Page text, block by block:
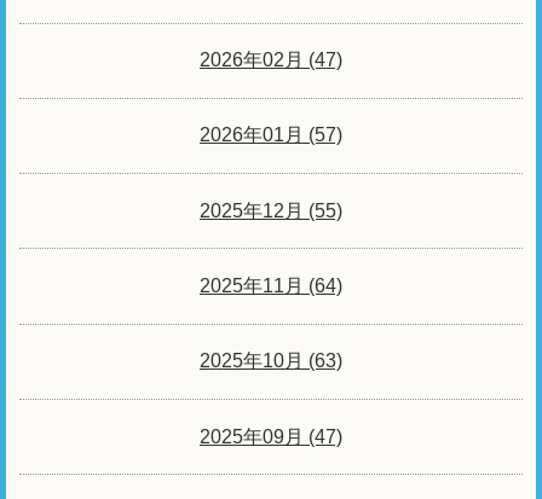
2026年02月 (47)
2026年01月 (57)
2025年12月 (55)
2025年11月 (64)
2025年10月 (63)
2025年09月 (47)